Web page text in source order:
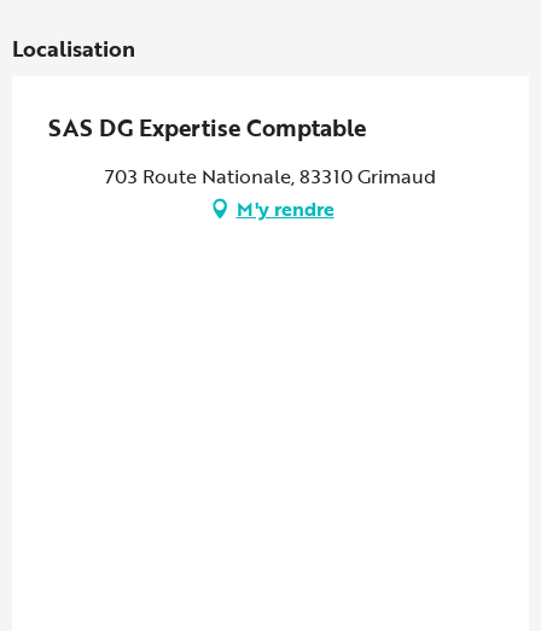
Localisation
SAS DG Expertise Comptable
703 Route Nationale, 83310 Grimaud
M'y rendre